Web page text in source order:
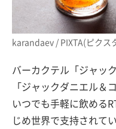
karandaev / PIXTA(ピクス
バーカクテル「ジャッ
「ジャックダニエル＆
いつでも手軽に飲める
じめ世界で支持されてい